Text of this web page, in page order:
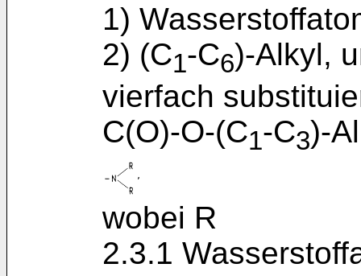
1)
2) (C1-C6)-Alkyl,
vierfach
C(O)-O-(C1-C3)-
wobei R
2.3.1